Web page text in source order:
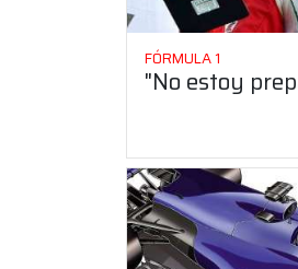
FÓRMULA 1
"No estoy